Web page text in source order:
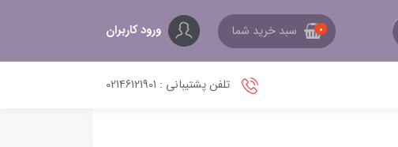
0 سبد خرید شما ورود کاربران
تلفن پشتیبانی : 02146121901